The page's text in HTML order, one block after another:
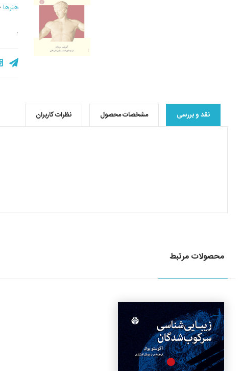
هنرها
.
نقد و بررسی مشخصات محصول نظرات کاربران
محصولات مرتبط